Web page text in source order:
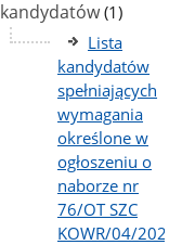
kandydatówliczba
podstron
(1)
Lista
kandydatów
spełniających
wymagania
określone w
ogłoszeniu o
naborze nr
76/OT SZC
KOWR/04/2026